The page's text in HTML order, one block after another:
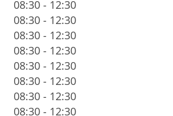
08:30 - 12:30
08:30 - 12:30
08:30 - 12:30
08:30 - 12:30
08:30 - 12:30
08:30 - 12:30
08:30 - 12:30
08:30 - 12:30